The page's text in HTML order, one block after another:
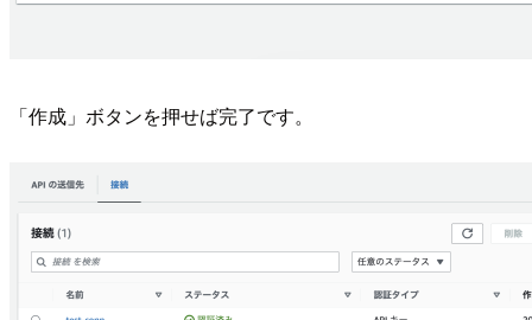
「作成」ボタンを押せば完了です。